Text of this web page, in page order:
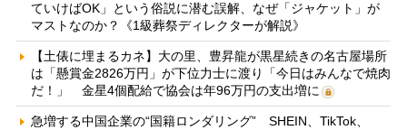
ていけばOK」という俗説に潜む誤解、なぜ「ジャケット」が
マストなのか？《1級葬祭ディレクターが解説》
【土俵に埋まるカネ】大の里、豊昇龍が黒星続きの名古屋場所
は「懸賞金2826万円」が下位力士に渡り「今日はみんなで焼肉
だ！」 金星4個配給で協会は年96万円の支出増に
急増する中国企業の“国籍ロンダリング” SHEIN、TikTok、